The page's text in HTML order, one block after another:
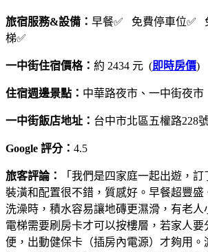
旅宿服務&設備： 早餐✅ 免費停車位✅
梯✅
一中街住宿價格： 約 2434 元 (即時房價)
住宿週邊景點： 中華路夜市、一中街夜市
一中街飯店地址： 台中市北區五權路228
Google 評分： 4.5
旅客評論：
「我們是四家庭一起出遊，
裝潢和配置很不錯，質感好。早餐超豐盛
洗澡時，積水容易讓地磚更濕滑，有老人
電梯需要刷房卡才可以按樓層，若家人要
便，出動健保卡（插房內電源）才夠用。